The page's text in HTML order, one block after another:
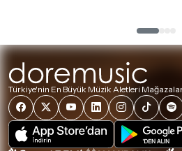
Türkiye'nin En Büyük Müzik Aletleri